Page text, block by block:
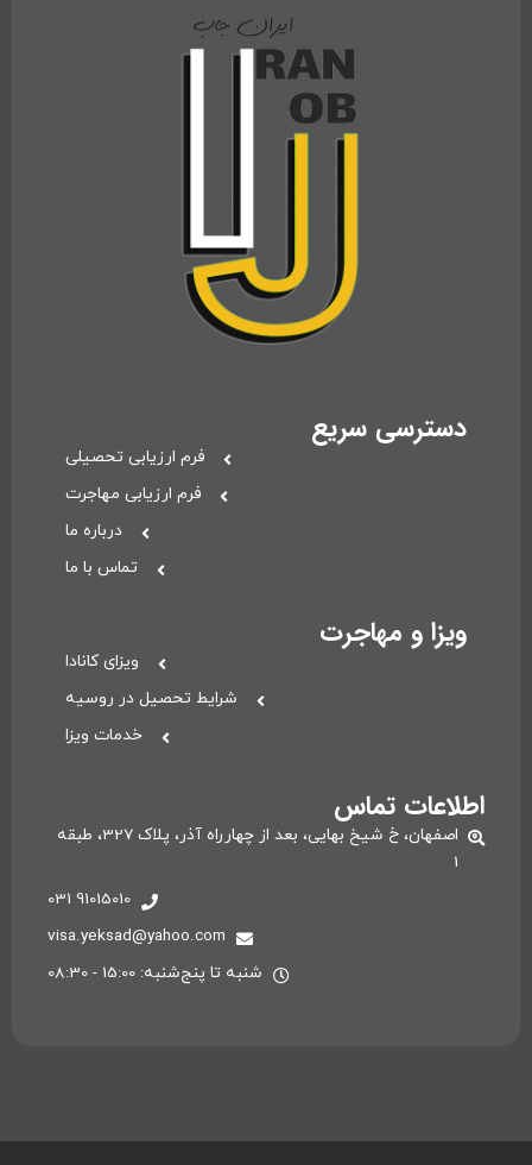
دسترسی سریع
فرم ارزیابی تحصیلی
فرم ارزیابی مهاجرت
درباره ما
تماس با ما
ویزا و مهاجرت
ویزای کانادا
شرایط تحصیل در روسیه
خدمات ویزا
اطلاعات تماس
اصفهان، خ شیخ بهایی، بعد از چهارراه آذر، پلاک 327، طبقه
1
91015010 031
visa.yeksad@yahoo.com
شنبه تا پنج‌شنبه: 15:00 - 08:30